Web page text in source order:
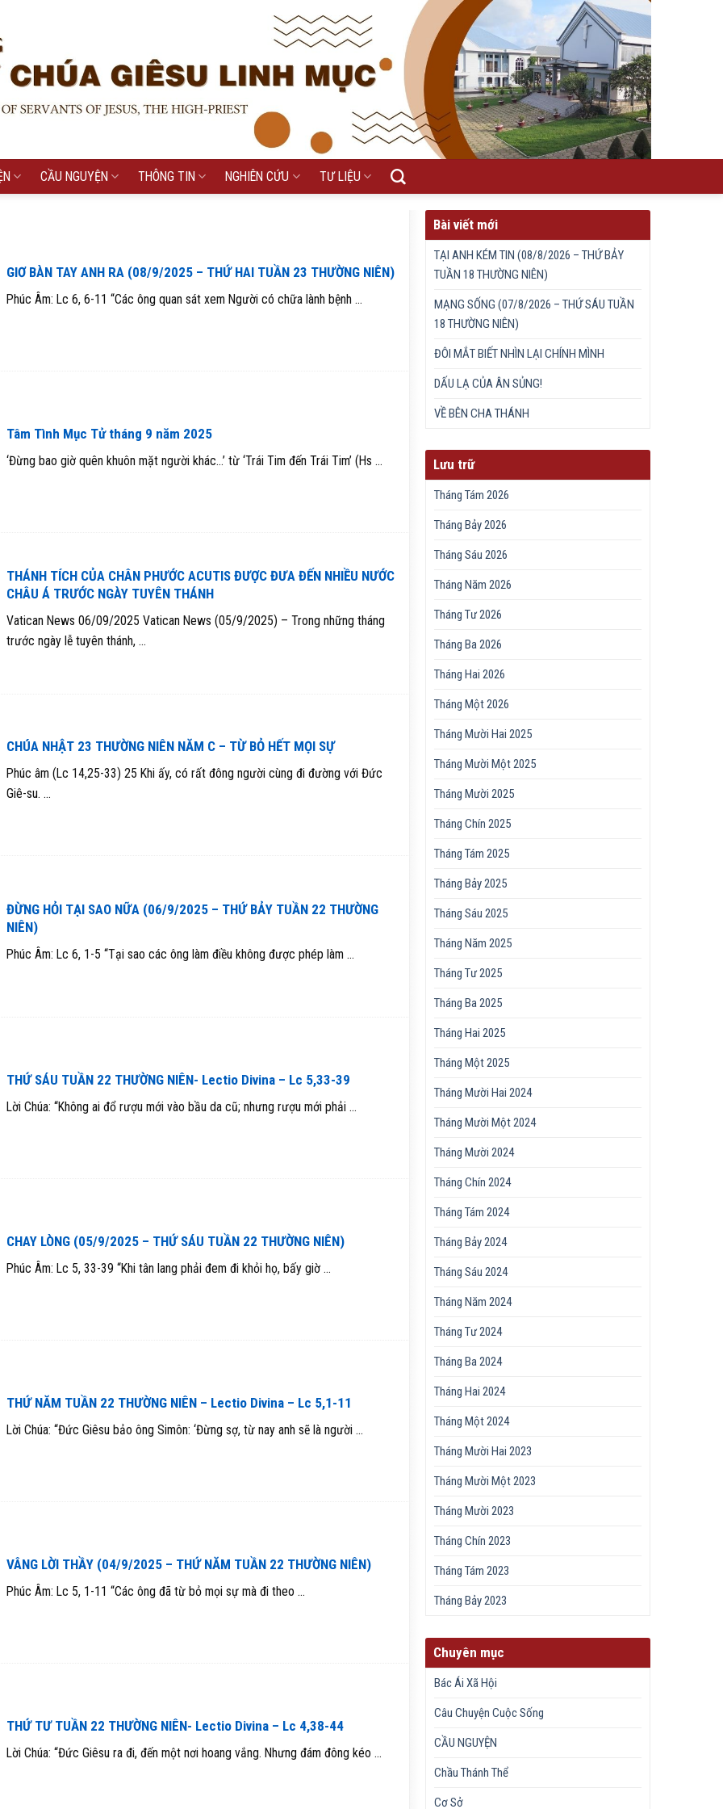
CẦU NGUYỆN THÔNG TIN NGHIÊN CỨU TƯ LIỆU
GIƠ BÀN TAY ANH RA (08/9/2025 – THỨ HAI TUẦN 23 THƯỜNG NIÊN)
Phúc Âm: Lc 6, 6-11 “Các ông quan sát xem Người có chữa lành bệnh ...
Tâm Tình Mục Tử tháng 9 năm 2025
‘Đừng bao giờ quên khuôn mặt người khác…’ từ ‘Trái Tim đến Trái Tim’ (Hs ...
THÁNH TÍCH CỦA CHÂN PHƯỚC ACUTIS ĐƯỢC ĐƯA ĐẾN NHIỀU NƯỚC
CHÂU Á TRƯỚC NGÀY TUYÊN THÁNH
Vatican News 06/09/2025 Vatican News (05/9/2025) – Trong những tháng
trước ngày lễ tuyên thánh, ...
CHÚA NHẬT 23 THƯỜNG NIÊN NĂM C – TỪ BỎ HẾT MỌI SỰ
Phúc âm (Lc 14,25-33) 25 Khi ấy, có rất đông người cùng đi đường với Đức
Giê-su. ...
ĐỪNG HỎI TẠI SAO NỮA (06/9/2025 – THỨ BẢY TUẦN 22 THƯỜNG
NIÊN)
Phúc Âm: Lc 6, 1-5 “Tại sao các ông làm điều không được phép làm ...
THỨ SÁU TUẦN 22 THƯỜNG NIÊN- Lectio Divina – Lc 5,33-39
Lời Chúa: “Không ai đổ rượu mới vào bầu da cũ; nhưng rượu mới phải ...
CHAY LÒNG (05/9/2025 – THỨ SÁU TUẦN 22 THƯỜNG NIÊN)
Phúc Âm: Lc 5, 33-39 “Khi tân lang phải đem đi khỏi họ, bấy giờ ...
THỨ NĂM TUẦN 22 THƯỜNG NIÊN – Lectio Divina – Lc 5,1-11
Lời Chúa: “Đức Giêsu bảo ông Simôn: ‘Đừng sợ, từ nay anh sẽ là người ...
VÂNG LỜI THẦY (04/9/2025 – THỨ NĂM TUẦN 22 THƯỜNG NIÊN)
Phúc Âm: Lc 5, 1-11 “Các ông đã từ bỏ mọi sự mà đi theo ...
THỨ TƯ TUẦN 22 THƯỜNG NIÊN- Lectio Divina – Lc 4,38-44
Lời Chúa: “Đức Giêsu ra đi, đến một nơi hoang vắng. Nhưng đám đông kéo ...
Bài viết mới
TẠI ANH KÉM TIN (08/8/2026 – THỨ BẢY
TUẦN 18 THƯỜNG NIÊN)
MẠNG SỐNG (07/8/2026 – THỨ SÁU TUẦN
18 THƯỜNG NIÊN)
ĐÔI MẮT BIẾT NHÌN LẠI CHÍNH MÌNH
DẤU LẠ CỦA ÂN SỦNG!
VỀ BÊN CHA THÁNH
Lưu trữ
Tháng Tám 2026
Tháng Bảy 2026
Tháng Sáu 2026
Tháng Năm 2026
Tháng Tư 2026
Tháng Ba 2026
Tháng Hai 2026
Tháng Một 2026
Tháng Mười Hai 2025
Tháng Mười Một 2025
Tháng Mười 2025
Tháng Chín 2025
Tháng Tám 2025
Tháng Bảy 2025
Tháng Sáu 2025
Tháng Năm 2025
Tháng Tư 2025
Tháng Ba 2025
Tháng Hai 2025
Tháng Một 2025
Tháng Mười Hai 2024
Tháng Mười Một 2024
Tháng Mười 2024
Tháng Chín 2024
Tháng Tám 2024
Tháng Bảy 2024
Tháng Sáu 2024
Tháng Năm 2024
Tháng Tư 2024
Tháng Ba 2024
Tháng Hai 2024
Tháng Một 2024
Tháng Mười Hai 2023
Tháng Mười Một 2023
Tháng Mười 2023
Tháng Chín 2023
Tháng Tám 2023
Tháng Bảy 2023
Chuyên mục
Bác Ái Xã Hội
Câu Chuyện Cuộc Sống
CẦU NGUYỆN
Chầu Thánh Thể
Cơ Sở